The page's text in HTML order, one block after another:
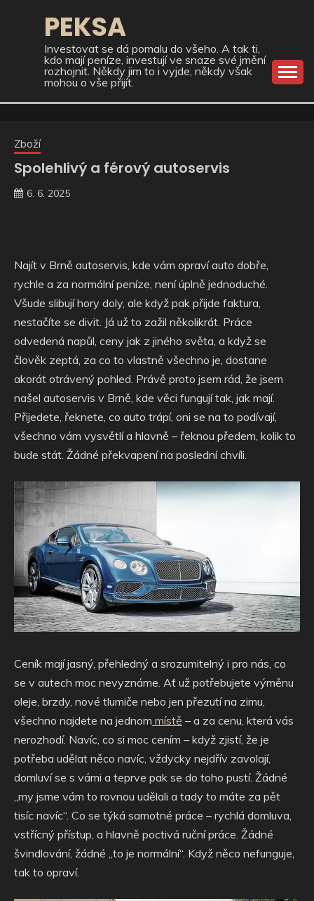
PEKSA
Investovat se dá pomalu do všeho. A tak ti,
kdo mají peníze, investují ve snaze své jmění
rozhojnit. Někdy jim to i vyjde, někdy však
mohou o vše přijít.
Zboží
Spolehlivý a férový autoservis
6. 6. 2025
Najít v Brně autoservis, kde vám opraví auto dobře,
rychle a za normální peníze, není úplně jednoduché.
Všude slibují hory doly, ale když pak přijde faktura,
nestačíte se divit. Já už to zažil několikrát. Práce
odvedená napůl, ceny jak z jiného světa, a když se
člověk zeptá, za co to vlastně všechno je, dostane
akorát otrávený pohled. Právě proto jsem rád, že jsem
našel autoservis v Brně, kde věci fungují tak, jak mají.
Přijedete, řeknete, co auto trápí, oni se na to podívají,
všechno vám vysvětlí a hlavně – řeknou předem, kolik to
bude stát. Žádné překvapení na poslední chvíli.
Ceník mají jasný, přehledný a srozumitelný i pro nás, co
se v autech moc nevyznáme. Ať už potřebujete výměnu
oleje, brzdy, nové tlumiče nebo jen přezutí na zimu,
všechno najdete na jednom místě – a za cenu, která vás
nerozhodí. Navíc, co si moc cením – když zjistí, že je
potřeba udělat něco navíc, vždycky nejdřív zavolají,
domluví se s vámi a teprve pak se do toho pustí. Žádné
„my jsme vám to rovnou udělali a tady to máte za pět
tisíc navíc“. Co se týká samotné práce – rychlá domluva,
vstřícný přístup, a hlavně poctivá ruční práce. Žádné
švindlování, žádné „to je normální“. Když něco nefunguje,
tak to opraví.